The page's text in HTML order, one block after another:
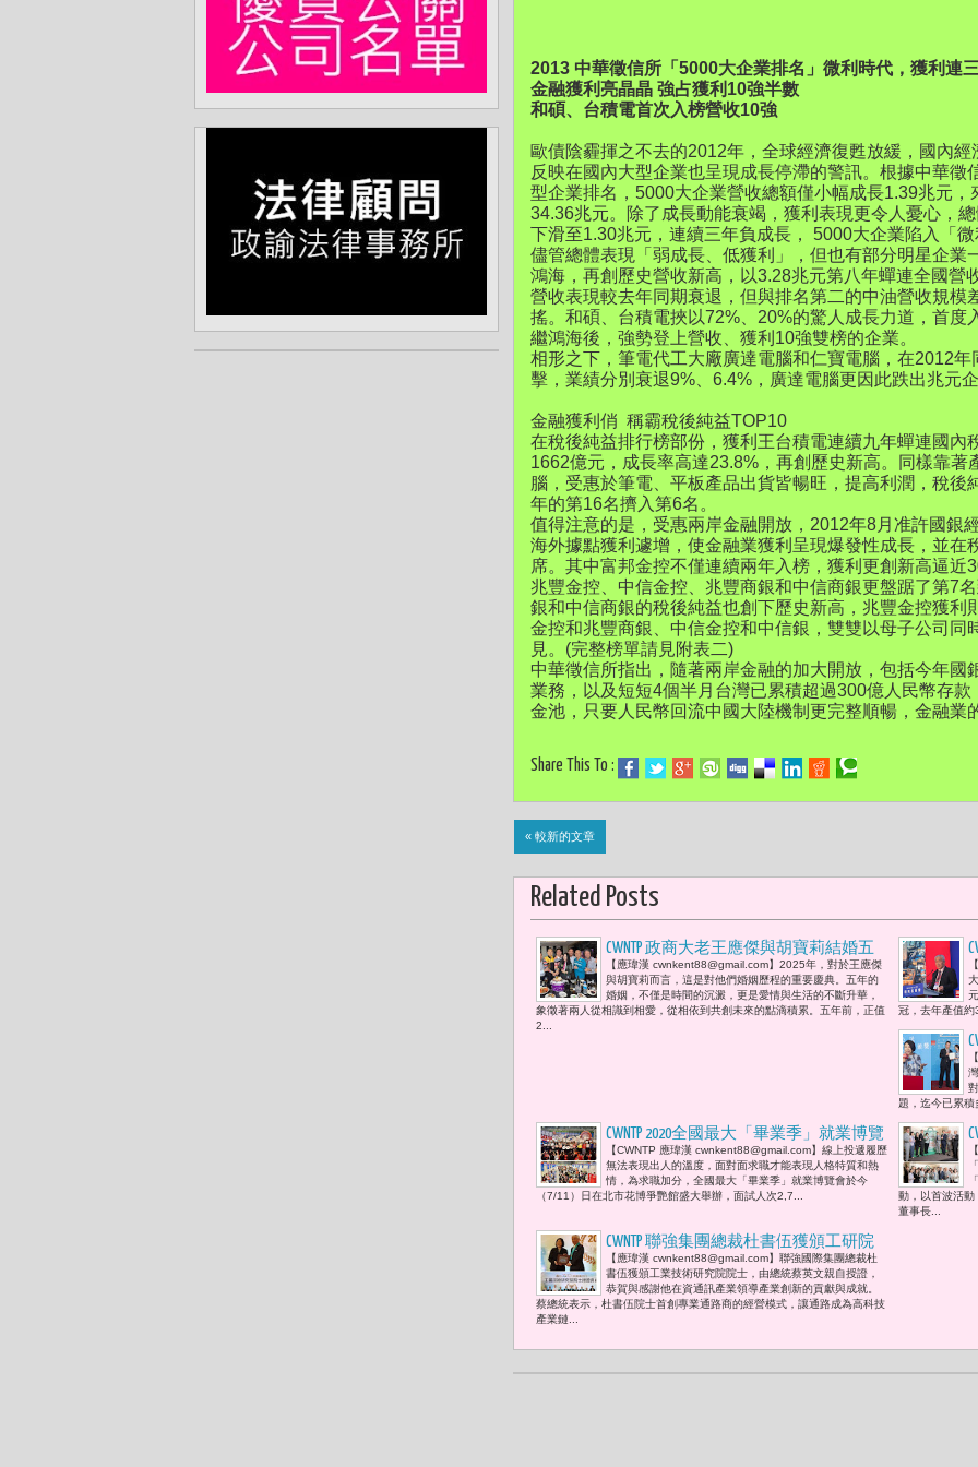
2013 中華徵信所「5000大企業排名」微利時代，獲利連
金融獲利亮晶晶 強占獲利10強半數
和碩、台積電首次入榜營收10強
歐債陰霾揮之不去的2012年，全球經濟復甦放緩，國內
反映在國內大型企業也呈現成長停滯的警訊。根據中華徵
型企業排名，5000大企業營收總額僅小幅成長1.39兆元
34.36兆元。除了成長動能衰竭，獲利表現更令人憂心，
下滑至1.30兆元，連續三年負成長， 5000大企業陷入「
儘管總體表現「弱成長、低獲利」，但也有部分明星企業
鴻海，再創歷史營收新高，以3.28兆元第八年蟬連全國營
營收表現較去年同期衰退，但與排名第二的中油營收規模
搖。和碩、台積電挾以72%、20%的驚人成長力道，首度
繼鴻海後，強勢登上營收、獲利10強雙榜的企業。
相形之下，筆電代工大廠廣達電腦和仁寶電腦，在2012
擊，業績分別衰退9%、6.4%，廣達電腦更因此跌出兆元
金融獲利俏 稱霸稅後純益TOP10
在稅後純益排行榜部份，獲利王台積電連續九年蟬連國內
1662億元，成長率高達23.8%，再創歷史新高。同樣靠
腦，受惠於筆電、平板產品出貨皆暢旺，提高利潤，稅後
年的第16名擠入第6名。
值得注意的是，受惠兩岸金融開放，2012年8月准許國銀
海外據點獲利遽增，使金融業獲利呈現爆發性成長，並在
席。其中富邦金控不僅連續兩年入榜，獲利更創新高逼近
兆豐金控、中信金控、兆豐商銀和中信商銀更盤踞了第7
銀和中信商銀的稅後純益也創下歷史新高，兆豐金控獲利
金控和兆豐商銀、中信金控和中信銀，雙雙以母子公司同
見。(完整榜單請見附表二)
中華徵信所指出，隨著兩岸金融的加大開放，包括今年國
業務，以及短短4個半月台灣已累積超過300億人民幣存
金池，只要人民幣回流中國大陸機制更完整順暢，金融業
Share This To :
« 較新的文章
Related Posts
CWNTP 政商大老王應傑與胡寶莉結婚五
周年紀念：攜手『共好』願景，邁向全
新未來
【應瑋漢 cwnkent88@gmail.com】2025年，對於王應傑
與胡寶莉而言，這是對他們婚姻歷程的重要慶典。五年的
婚姻，不僅是時間的沉澱，更是愛情與生活的不斷升華，
象徵著兩人從相識到相愛，從相依到共創未來的點滴積累。五年前，正值
2...
冠，去年產值
題，迄今已累
CWNTP 2020全國最大「畢業季」就業博覽
會 媒合率達60.4％
【CWNTP 應瑋漢 cwnkent88@gmail.com】線上投遞履歷
無法表現出人的溫度，面對面求職才能表現人格特質和熱
情，為求職加分，全國最大「畢業季」就業博覽會於今
（7/11）日在北市花博爭艷館盛大舉辦，面試人次2,7...
動，以首波活
董事長...
CWNTP 聯強集團總裁杜書伍獲頒工研院
院士 首創專業通路商的經營模式 成為
全球第二大資通訊與半導體產品通路集
團
【應瑋漢 cwnkent88@gmail.com】聯強國際集團總裁杜
書伍獲頒工業技術研究院院士，由總統蔡英文親自授證，
恭賀與感謝他在資通訊產業領導產業創新的貢獻與成就。
蔡總統表示，杜書伍院士首創專業通路商的經營模式，讓通路成為高科技
產業鏈...